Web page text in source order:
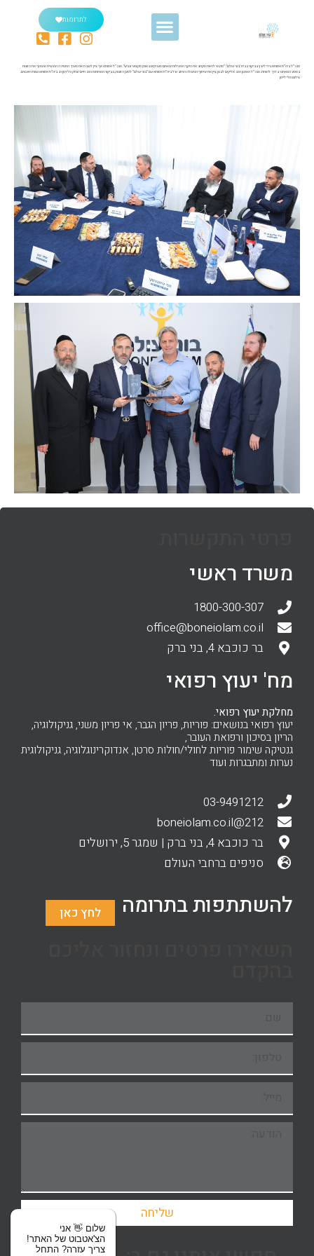
לתרומות
מנכ"ל ביה"ח אסותא גידי לשץ בביקור בבית 'בוני עולם': "מרגש לראות מקרוב את היקף הפעילות שאתם מעניקים באופן מקצועי ונגיש". מנכ"ל אסותא אף ציין לשבח את מערך התמיכה הרגשית שעוטף את הזוגות
במסע המאתגר בדרך להורות. מנכ"ל הארגון הרב אליקים לבנון ציין את שיתוף הפעולה הרחב של ביה"ח אסותא עם "בוני עולם" למען הזוגות, בביקור השתתפו הרב חיים יצחק פלדמן רב ביה"ח אסותא וצוות היועצים.
צילום מלי ליימן
משרד ראשי
1800-300-307
office@boneiolam.co.il
בר כוכבא 4, בני ברק
מח' יעוץ רפואי
מחלקת יעוץ רפואי.
יעוץ רפואי בנושאים: פוריות, פריון הגבר, אי פריון משני, גניקולוגיה,
הריון בסיכון ורפואת העובר,
גנטיקה שימור פוריות לחולי/חולות סרטן, אנדוקרינוגלוגיה, גניקולוגית
נערות ומתבגרות ועוד
03-9491212
212@boneiolam.co.il
בר כוכבא 4, בני ברק | שמגר 5, ירושלים
סניפים ברחבי העולם
להשתתפות בתרומה לחץ כאן
שליחה
שלום 👋 אני
הצ'אטבוט של האתר!
צריך עזרה? התחל